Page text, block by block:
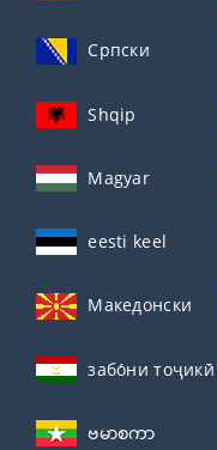
Српски
Shqip
Magyar
eesti keel
Македонски
забо́ни тоҷикӣ́
ဗမာစကာ